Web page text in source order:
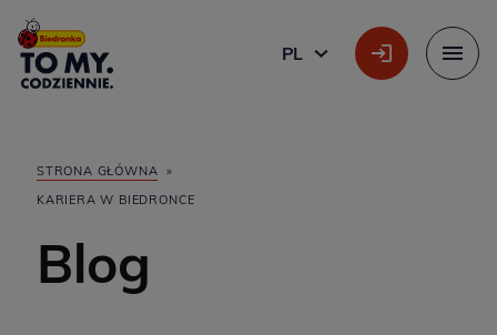
Główne logo
PL
POLSKI
STRONA GŁÓWNA »
KARIERA W BIEDRONCE
Blog